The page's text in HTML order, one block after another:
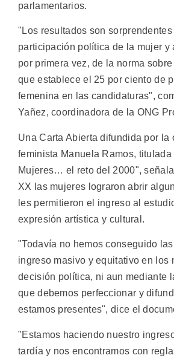
parlamentarios.
"Los resultados son
participación política de la mujer y
por primera vez, de la norma
que establece el 25 por ciento de
femenina en las candidaturas",
Yañez, coordinadora de la ONG
Una Carta Abierta difundida por la
feminista Manuela Ramos,
Mujeres… el reto del 2000",
XX las mujeres lograron abrir
les permitieron el ingreso al
expresión artística y cultural.
"Todavía no hemos conseguido
ingreso masivo y equitativo en los
decisión política, ni aun mediante
que debemos perfeccionar y
estamos presentes", dice el
"Estamos haciendo nuestro
tardía y nos encontramos con